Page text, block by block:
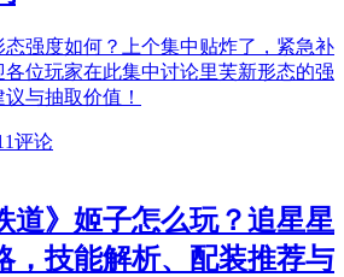
态强度如何？上个集中贴炸了，紧急补
位玩家在此集中讨论里芙新形态的强
与抽取价值！
评论
道》姬子怎么玩？追星星
，技能解析、配装推荐与